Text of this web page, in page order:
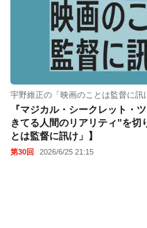
宇野維正の「映画のことは監督に訊
『マジカル・シークレット・
きてる人間のリアリティ”を切
とは監督に訊け」】
第30回 2026/6/25 21:15